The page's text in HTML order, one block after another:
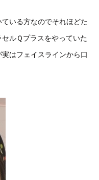
いる方なのでそれほどた
ルＱプラスをやっていた
はフェイスラインから口